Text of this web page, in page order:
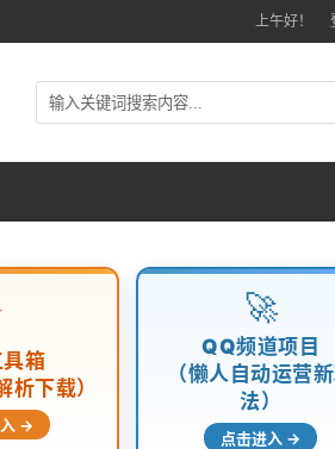
上午好！
箱
析下载）
→
🚀
QQ频道项目
（懒人自动运营
法）
点击进入 →